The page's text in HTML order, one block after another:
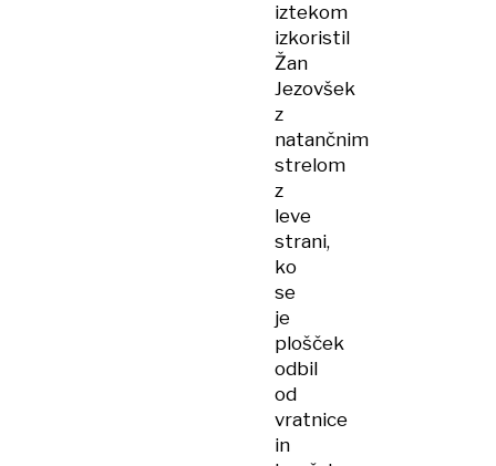
iztekom
izkoristil
Žan
Jezovšek
z
natančnim
strelom
z
leve
strani,
ko
se
je
plošček
odbil
od
vratnice
in